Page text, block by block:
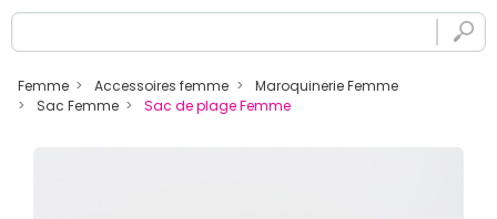
Femme Accessoires femme
Maroquinerie Femme
Sac Femme
Sac de plage Femme